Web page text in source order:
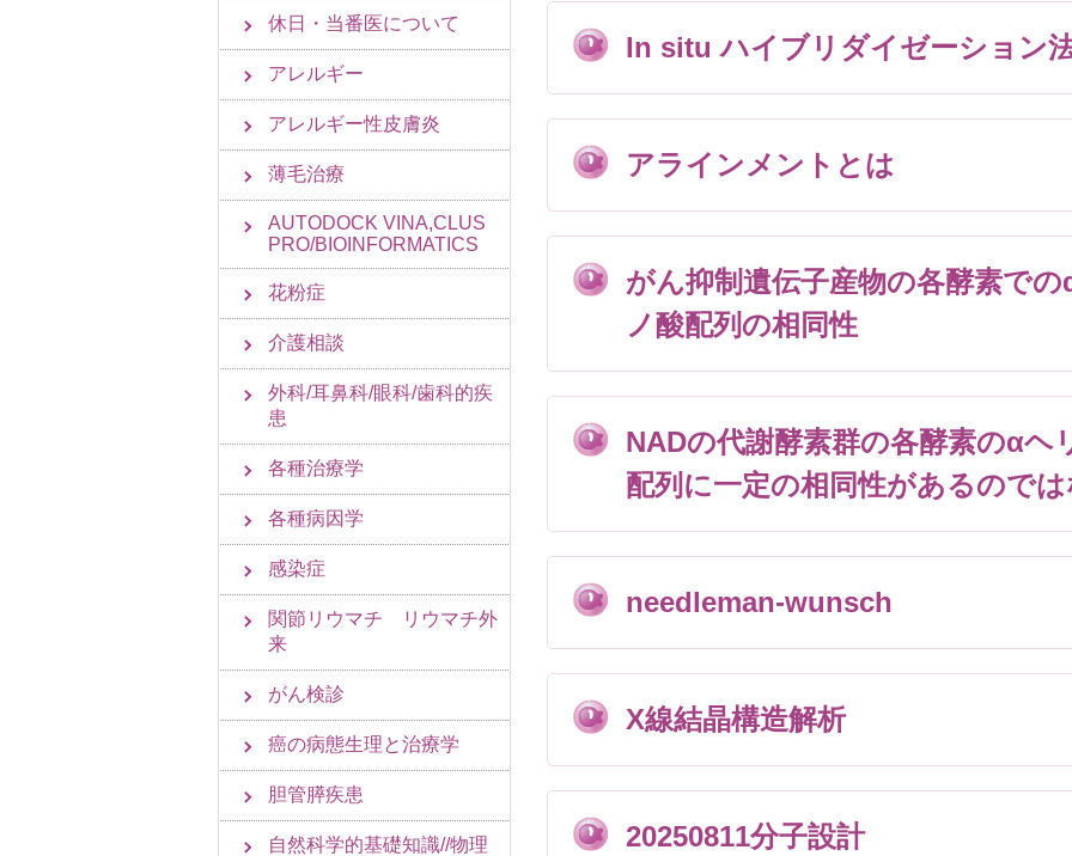
In situ ハイブリダイゼーション
アラインメントとは
がん抑制遺伝子産物の各酵素で
ノ酸配列の相同性
NADの代謝酵素群の各酵素のαヘ
配列に一定の相同性があるので
needleman-wunsch
X線結晶構造解析
20250811分子設計
休日・当番医について
アレルギー
アレルギー性皮膚炎
薄毛治療
AUTODOCK VINA,CLUS
PRO/BIOINFORMATICS
花粉症
介護相談
外科/耳鼻科/眼科/歯科的疾
患
各種治療学
各種病因学
感染症
関節リウマチ リウマチ外
来
がん検診
癌の病態生理と治療学
胆管膵疾患
自然科学的基礎知識//物理